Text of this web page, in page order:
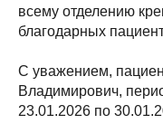
всему отделению
благодарных
С уважением,
Владимирович,
23.01.2026 по